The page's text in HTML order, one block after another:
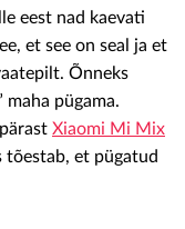
eest nad kaevati
et see on seal ja et
Õnneks
maha pügama.
Xiaomi Mi Mix
tõestab, et pügatud